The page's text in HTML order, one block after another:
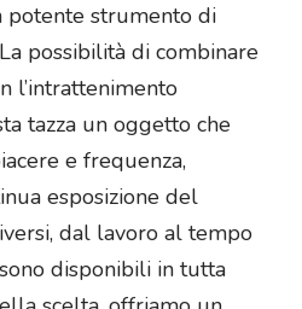
potente strumento di
possibilità di combinare
l’intrattenimento
tazza un oggetto che
e frequenza,
esposizione del
dal lavoro al tempo
disponibili in tutta